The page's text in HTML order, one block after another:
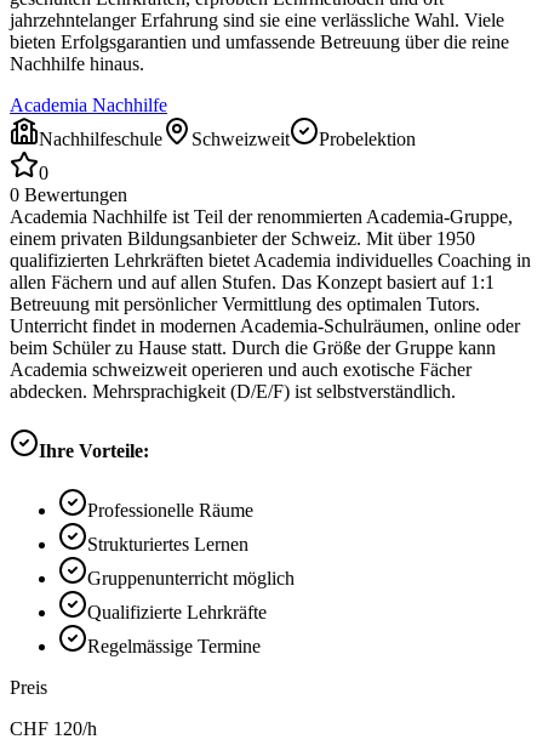
jahrzehntelanger Erfahrung sind sie eine verlässliche Wahl. Viele
bieten Erfolgsgarantien und umfassende Betreuung über die reine
Nachhilfe hinaus.
Academia Nachhilfe
Nachhilfeschule
Schweizweit
Probelektion
0
0 Bewertungen
Academia Nachhilfe ist Teil der renommierten Academia-Gruppe,
einem privaten Bildungsanbieter der Schweiz. Mit über 1950
qualifizierten Lehrkräften bietet Academia individuelles Coaching in
allen Fächern und auf allen Stufen. Das Konzept basiert auf 1:1
Betreuung mit persönlicher Vermittlung des optimalen Tutors.
Unterricht findet in modernen Academia-Schulräumen, online oder
beim Schüler zu Hause statt. Durch die Größe der Gruppe kann
Academia schweizweit operieren und auch exotische Fächer
abdecken. Mehrsprachigkeit (D/E/F) ist selbstverständlich.
Ihre Vorteile:
Professionelle Räume
Strukturiertes Lernen
Gruppenunterricht möglich
Qualifizierte Lehrkräfte
Regelmässige Termine
Preis
CHF 120/h